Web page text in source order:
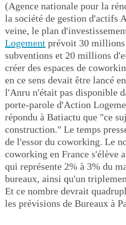
(Agence nationale pour la
la société de gestion d'actifs
veine, le plan
Logement prévoit 30 millions
subventions et 20 millions
créer des espaces de
en ce sens devait être lancé
l'Anru n'était pas disponible
porte-parole d'Action
répondu à Batiactu que "ce
construction." Le temps
de l'essor du coworking. Le
coworking en France s'élève
qui représente 2% à 3% du
bureaux, ainsi qu'un
Et ce nombre devrait
les prévisions de Bureaux à